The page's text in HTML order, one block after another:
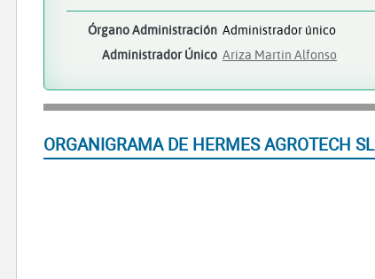
Órgano Administración Administrador único
Administrador Único Ariza Martin Alfonso
ORGANIGRAMA DE HERMES AGROTECH SL